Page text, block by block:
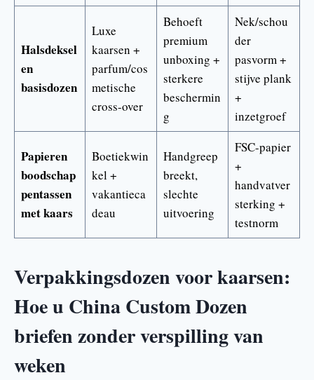
Halsdeksel
en
basisdozen
Luxe
kaarsen +
parfum/cos
metische
cross-over
Behoeft
premium
unboxing +
sterkere
beschermin
g
Nek/schou
der
pasvorm +
stijve plank
+
inzetgroef
Papieren
boodschap
pentassen
met kaars
Boetiekwin
kel +
vakantieca
deau
Handgreep
breekt,
slechte
uitvoering
FSC-papier
+
handvatver
sterking +
testnorm
Verpakkingsdozen voor kaarsen:
Hoe u China Custom Dozen
briefen zonder verspilling van
weken